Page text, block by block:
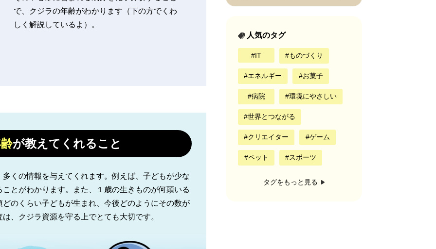
で、クジラの年齢がわかります（下の方でくわ
しく解説しているよ）。
が教えてくれること
くの情報を与えてくれます。例えば、子どもが少な
とがわかります。また、１歳の生きものが何頭いる
のくらい子どもが生まれ、今後どのようにその数が
、クジラ資源を守る上でとても大切です。
人気のタグ
IT ものづくり
エネルギー お菓子
病院 環境にやさしい
世界とつながる
クリエイター ゲーム
ペット スポーツ
タグをもっと見る